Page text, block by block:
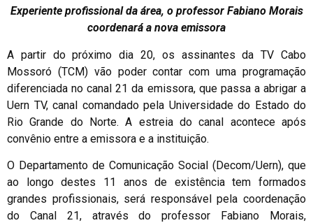
Experiente profissional da área, o professor Fabiano Morais
coordenará a nova emissora
A partir do próximo dia 20, os assinantes da TV Cabo
Mossoró (TCM) vão poder contar com uma programação
diferenciada no canal 21 da emissora, que passa a abrigar a
Uern TV, canal comandado pela Universidade do Estado do
Rio Grande do Norte. A estreia do canal acontece após
convênio entre a emissora e a instituição.
O Departamento de Comunicação Social (Decom/Uern), que
ao longo destes 11 anos de existência tem formados
grandes profissionais, será responsável pela coordenação
do Canal 21, através do professor Fabiano Morais,